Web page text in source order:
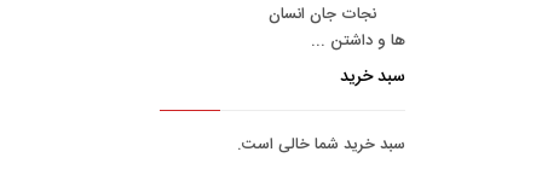
نجات جان انسان
ها و داشتن ...
سبد خرید
سبد خرید شما خالی است.